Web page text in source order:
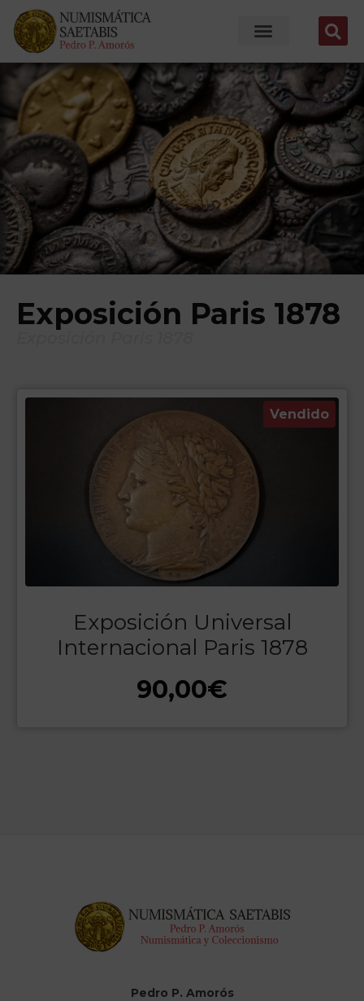
Exposición Paris 1878
Vendido
Exposición Universal
Internacional Paris 1878
90,00€
Pedro P. Amorós